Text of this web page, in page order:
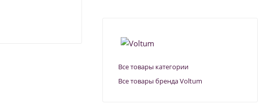
Все товары категории
Все товары бренда Voltum